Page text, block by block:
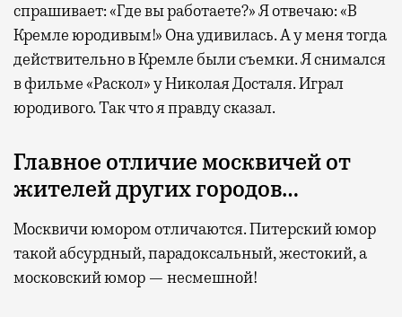
спрашивает: «Где вы работаете?» Я отвечаю: «В
Кремле юродивым!» Она удивилась. А у меня тогда
действительно в Кремле были съемки. Я снимался
в фильме «Раскол» у Николая Досталя. Играл
юродивого. Так что я правду сказал.
Главное отличие москвичей от
жителей других городов…
Москвичи юмором отличаются. Питерский юмор
такой абсурдный, парадоксальный, жестокий, а
московский юмор — несмешной!